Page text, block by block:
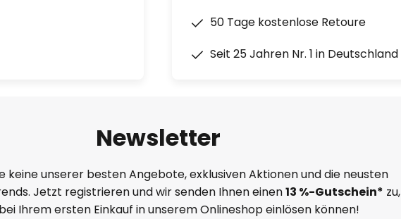
50 Tage kostenlose Retoure
Seit 25 Jahren Nr. 1 in Deutschland
Newsletter
keine unserer besten Angebote, exklusiven Aktionen und die neusten
Jetzt registrieren und wir senden Ihnen einen13 %-Gutschein* zu,
Ihrem ersten Einkauf in unserem Onlineshop einlösen können!